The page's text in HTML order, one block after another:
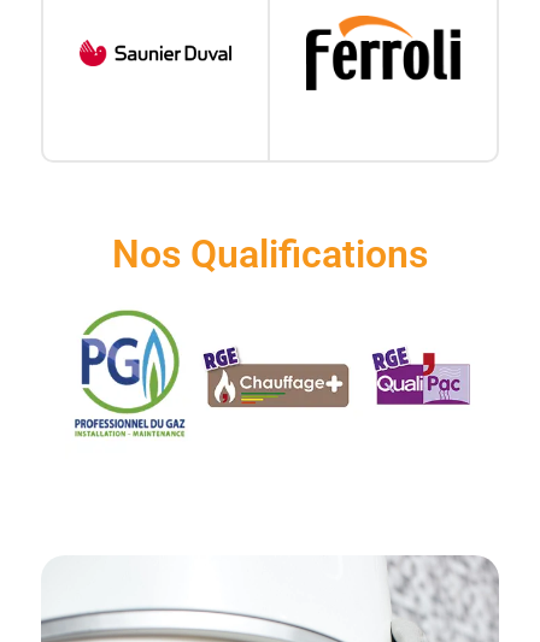
Nos Qualifications